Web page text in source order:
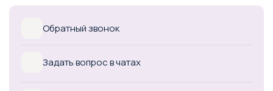
Обратный звонок
Задать вопрос в чатах